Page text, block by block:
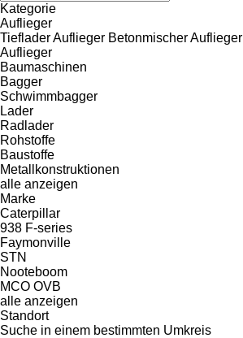
Kategorie
Auflieger
Tieflader Auflieger Betonmischer Auflieger
Auflieger
Baumaschinen
Bagger
Schwimmbagger
Lader
Radlader
Rohstoffe
Baustoffe
Metallkonstruktionen
alle anzeigen
Marke
Caterpillar
938 F-series
Faymonville
STN
Nooteboom
MCO OVB
alle anzeigen
Standort
Suche in einem bestimmten Umkreis